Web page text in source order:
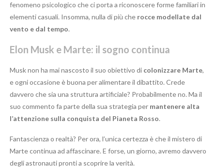
fenomeno psicologico che ci porta a riconoscere forme familiari in
elementi casuali. Insomma, nulla di più che rocce modellate dal
vento e dal tempo.
Elon Musk e Marte: il sogno continua
Musk non ha mai nascosto il suo obiettivo di colonizzare Marte,
e ogni occasione è buona per alimentare il dibattito. Crede
davvero che sia una struttura artificiale? Probabilmente no. Ma il
suo commento fa parte della sua strategia per mantenere alta
l’attenzione sulla conquista del Pianeta Rosso.
Fantascienza o realtà? Per ora, l’unica certezza è che il mistero di
Marte continua ad affascinare. E forse, un giorno, avremo davvero
degli astronauti pronti a scoprire la verità.